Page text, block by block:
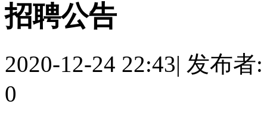
招聘公告
2020-12-24 22:43| 发布者
0